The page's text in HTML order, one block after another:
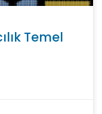
Temel